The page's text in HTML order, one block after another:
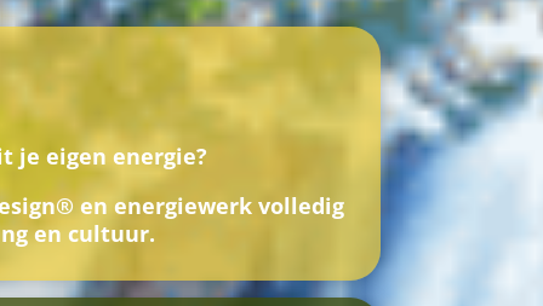
je eigen energie?
en energiewerk volledig
en cultuur.